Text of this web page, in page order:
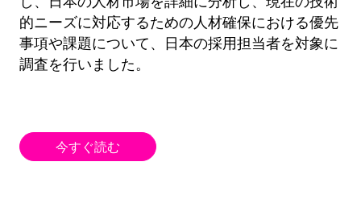
的ニーズに対応するための人材確保における優先
事項や課題について、日本の採用担当者を対象に
調査を行いました。
今すぐ読む